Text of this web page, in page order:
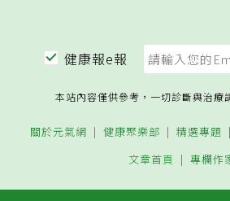
健康報e報
本站內容僅供參考，一切診斷與治療
關於元氣網 健康聚樂部 精選專題
文章首頁
專欄作